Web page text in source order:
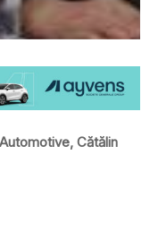
Cătălin